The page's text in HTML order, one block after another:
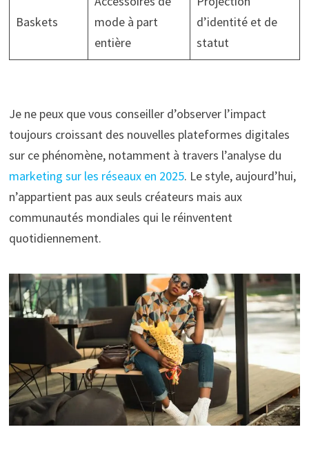
Baskets
mode à part
entière
d’identité et de
statut
Je ne peux que vous conseiller d’observer l’impact
toujours croissant des nouvelles plateformes digitales
sur ce phénomène, notamment à travers l’analyse du
marketing sur les réseaux en 2025. Le style, aujourd’hui,
n’appartient pas aux seuls créateurs mais aux
communautés mondiales qui le réinventent
quotidiennement.